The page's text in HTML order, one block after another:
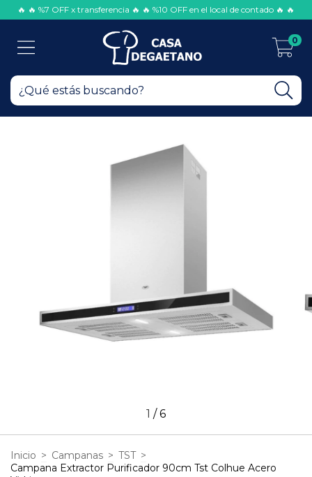
🔥 🔥 %7 OFF x transferencia 🔥 🔥 %10 OFF en el local de contado 🔥 🔥
0
1 /6
Inicio > Campanas > TST >
Campana Extractor Purificador 90cm Tst Colhue Acero